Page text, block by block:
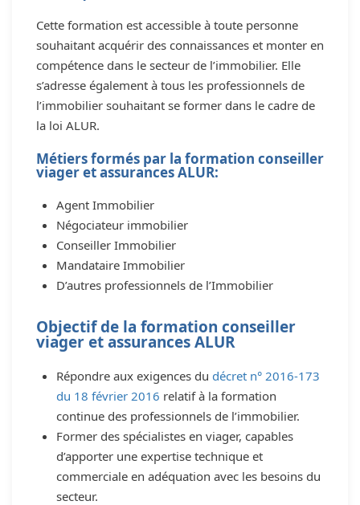
Cette formation est accessible à toute personne
souhaitant acquérir des connaissances et monter en
compétence dans le secteur de l’immobilier. Elle
s’adresse également à tous les professionnels de
l’immobilier souhaitant se former dans le cadre de
la loi ALUR.
Métiers formés par la formation conseiller
viager et assurances ALUR:
Agent Immobilier
Négociateur immobilier
Conseiller Immobilier
Mandataire Immobilier
D’autres professionnels de l’Immobilier
Objectif de la formation conseiller
viager et assurances ALUR
Répondre aux exigences du décret n° 2016-173
du 18 février 2016 relatif à la formation
continue des professionnels de l’immobilier.
Former des spécialistes en viager, capables
d’apporter une expertise technique et
commerciale en adéquation avec les besoins du
secteur.